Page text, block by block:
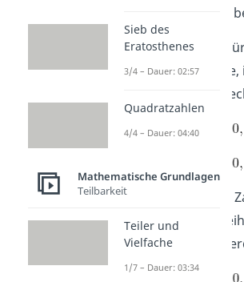
für 6 und 8 das kgV
Schritt 1:Bilde
eine
Vielfachen
Suche
beiden
sind, und
Sieb des
Eratosthenes
3/4 – Dauer: 02:57
Quadratzahlen
4/4 – Dauer: 04:40
Mathematische Grundlagen
Teilbarkeit
Teiler und
Vielfache
1/7 – Dauer: 03:34